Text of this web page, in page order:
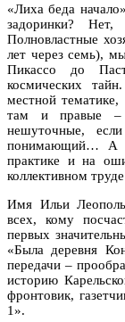
«Лиха беда
задоринки?
Полновластные
лет через семь),
Пикассо до
космических
местной
там и правые –
нешуточные,
понимающий… А
практике и на
коллективном
Имя Ильи
всех, кому
первых
«Была деревня
передачи –
историю
фронтовик,
1».